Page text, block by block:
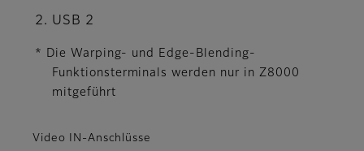
USB 2
* Die Warping- und Edge-Blending-
Funktionsterminals werden nur in Z8000
mitgeführt
Video IN-Anschlüsse